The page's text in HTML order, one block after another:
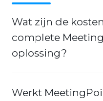
Wat zijn de
complete
oplossing?
Werkt